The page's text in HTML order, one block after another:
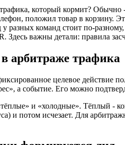
который кормит?
положил товар в
разных команд стоит по-
важны детали: правила
арбитраже трафика
целевое действие
а событие. Его можно
и «холодные». Тёплый -
и потом исчезает. Для